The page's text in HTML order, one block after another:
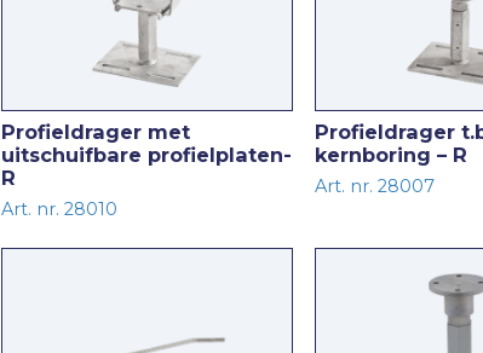
Profieldrager met
uitschuifbare profielplaten-
R
Art. nr. 28010
Profieldrager
kernboring – R
Art. nr. 28007